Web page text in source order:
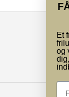
Et
og